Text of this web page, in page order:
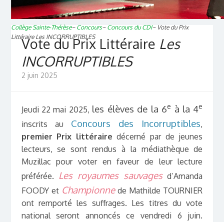
Collège Sainte-Thérèse~ Concours~ Concours du CDI~ Vote du Prix
Littéraire Les INCORRUPTIBLES
Vote du Prix Littéraire Les
INCORRUPTIBLES
2 juin 2025
Jeudi 22 mai 2025, les élèves de la 6e à la 4e
inscrits au Concours des Incorruptibles,
premier Prix littéraire décerné par de jeunes
lecteurs, se sont rendus à la médiathèque de
Muzillac pour voter en faveur de leur lecture
préférée. Les royaumes sauvagesd’Amanda
FOODY et Championnede Mathilde TOURNIER
ont remporté les suffrages. Les titres du vote
national seront annoncés ce vendredi 6 juin.